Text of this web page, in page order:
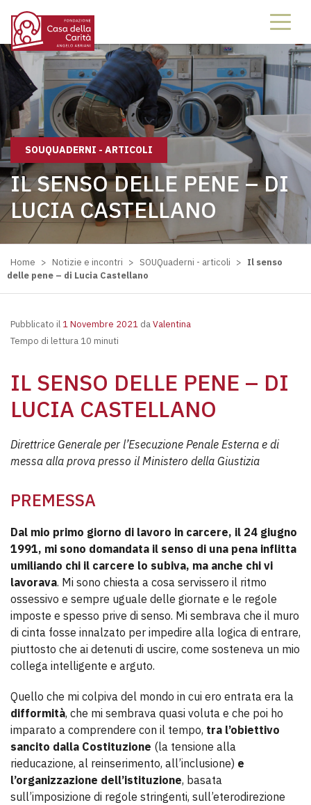
SOUQUADERNI - ARTICOLI
IL SENSO DELLE PENE – DI
LUCIA CASTELLANO
Home > Notizie e incontri > SOUQuaderni - articoli > Il senso
delle pene – di Lucia Castellano
Pubblicato il 1 Novembre 2021 daValentina
Tempo di lettura 10 minuti
IL SENSO DELLE PENE – DI
LUCIA CASTELLANO
Direttrice Generale per l’Esecuzione Penale Esterna e di
messa alla prova presso il Ministero della Giustizia
PREMESSA
Dal mio primo giorno di lavoro in carcere, il 24 giugno
1991, mi sono domandata il senso di una pena inflitta
umiliando chi il carcere lo subiva, ma anche chi vi
lavorava. Mi sono chiesta a cosa servissero il ritmo
ossessivo e sempre uguale delle giornate e le regole
imposte e spesso prive di senso. Mi sembrava che il muro
di cinta fosse innalzato per impedire alla logica di entrare,
piuttosto che ai detenuti di uscire, come sosteneva un mio
collega intelligente e arguto.
Quello che mi colpiva del mondo in cui ero entrata era la
difformità, che mi sembrava quasi voluta e che poi ho
imparato a comprendere con il tempo, tra l’obiettivo
sancito dalla Costituzione (la tensione alla
rieducazione, al reinserimento, all’inclusione) e
l’organizzazione dell’istituzione, basata
sull’imposizione di regole stringenti, sull’eterodirezione